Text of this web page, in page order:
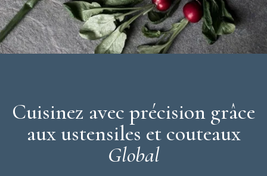
Cuisinez avec précision grâce
aux ustensiles et couteaux
Global